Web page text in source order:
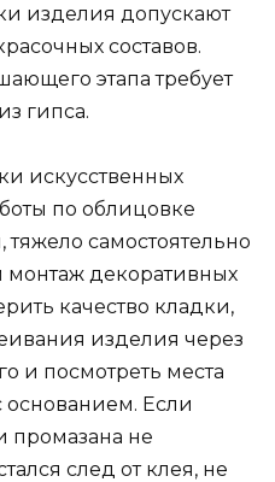
изделия допускают
составов.
этапа требует
гипса.
искусственных
по облицовке
самостоятельно
монтаж декоративных
качество кладки,
изделия через
и посмотреть места
основанием. Если
промазана не
след от клея, не